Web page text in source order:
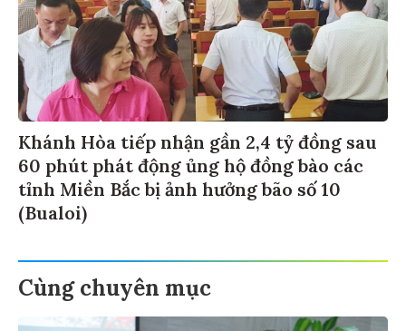
Khánh Hòa tiếp nhận gần 2,4 tỷ đồng sau
60 phút phát động ủng hộ đồng bào các
tỉnh Miền Bắc bị ảnh hưởng bão số 10
(Bualoi)
Cùng chuyên mục